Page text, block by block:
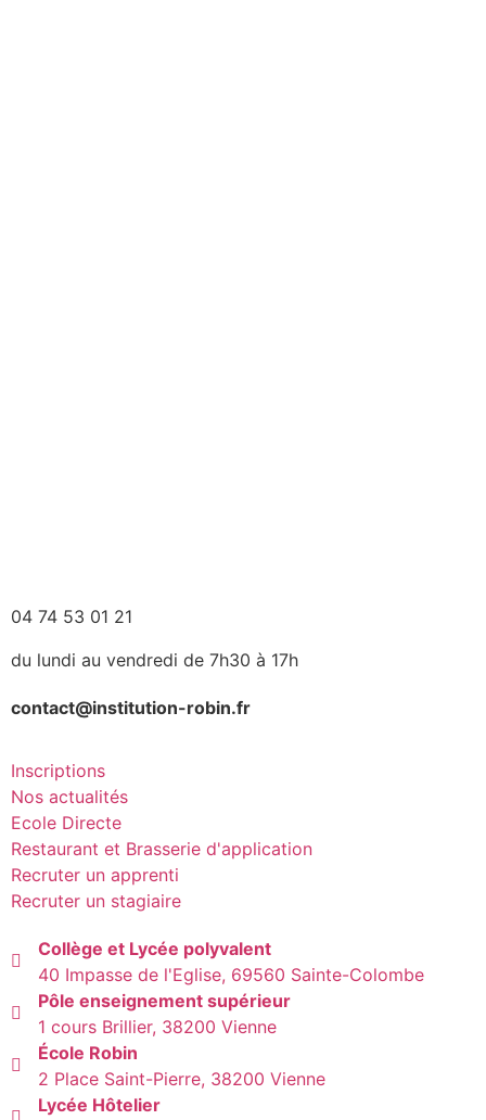
04 74 53 01 21
du lundi au vendredi de 7h30 à 17h
contact@institution-robin.fr
Inscriptions
Nos actualités
Ecole Directe
Restaurant et Brasserie d'application
Recruter un apprenti
Recruter un stagiaire
Collège et Lycée polyvalent
40 Impasse de l'Eglise, 69560 Sainte-Colombe
Pôle enseignement supérieur
1 cours Brillier, 38200 Vienne
École Robin
2 Place Saint-Pierre, 38200 Vienne
Lycée Hôtelier